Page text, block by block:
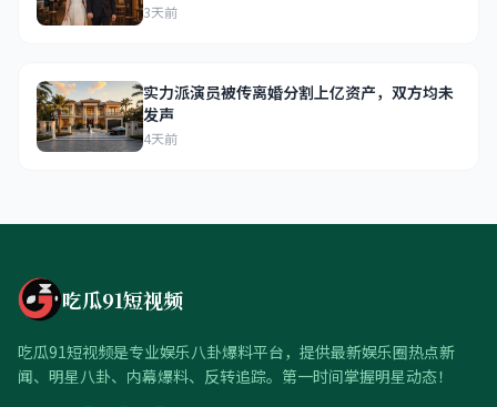
3天前
实力派演员被传离婚分割上亿资产，双方均未
发声
4天前
吃瓜91短视频
吃瓜91短视频是专业娱乐八卦爆料平台，提供最新娱乐圈热点新
闻、明星八卦、内幕爆料、反转追踪。第一时间掌握明星动态！